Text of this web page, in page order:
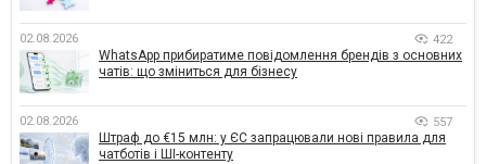
02.08.2026 422
WhatsApp прибиратиме повідомлення брендів з основних
чатів: що зміниться для бізнесу
02.08.2026 557
Штраф до €15 млн: у ЄС запрацювали нові правила для
чатботів і ШІ-контенту